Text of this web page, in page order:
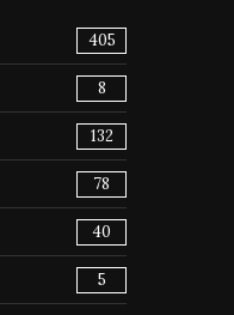
405
8
132
78
40
5